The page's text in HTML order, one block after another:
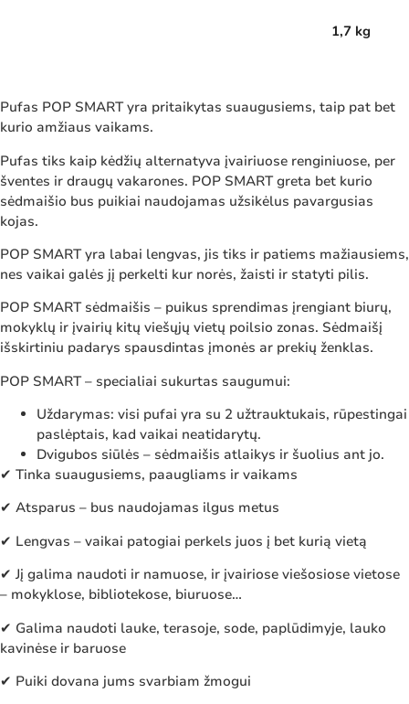
1,7 kg
Pufas POP SMART yra pritaikytas suaugusiems, taip pat bet
kurio amžiaus vaikams.
Pufas tiks kaip kėdžių alternatyva įvairiuose renginiuose, per
šventes ir draugų vakarones. POP SMART greta bet kurio
sėdmaišio bus puikiai naudojamas užsikėlus pavargusias
kojas.
POP SMART yra labai lengvas, jis tiks ir patiems mažiausiems,
nes vaikai galės jį perkelti kur norės, žaisti ir statyti pilis.
POP SMART sėdmaišis – puikus sprendimas įrengiant biurų,
mokyklų ir įvairių kitų viešųjų vietų poilsio zonas. Sėdmaišį
išskirtiniu padarys spausdintas įmonės ar prekių ženklas.
POP SMART – specialiai sukurtas saugumui:
Uždarymas: visi pufai yra su 2 užtrauktukais, rūpestingai
paslėptais, kad vaikai neatidarytų.
Dvigubos siūlės – sėdmaišis atlaikys ir šuolius ant jo.
✔ Tinka suaugusiems, paaugliams ir vaikams
✔ Atsparus – bus naudojamas ilgus metus
✔ Lengvas – vaikai patogiai perkels juos į bet kurią vietą
✔ Jį galima naudoti ir namuose, ir įvairiose viešosiose vietose
– mokyklose, bibliotekose, biuruose…
✔ Galima naudoti lauke, terasoje, sode, paplūdimyje, lauko
kavinėse ir baruose
✔ Puiki dovana jums svarbiam žmogui